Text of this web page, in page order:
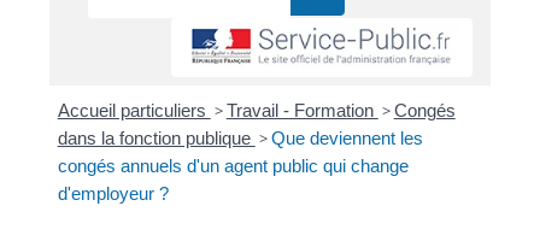
Accueil particuliers >Travail - Formation >Congés
dans la fonction publique >Que deviennent les
congés annuels d'un agent public qui change
d'employeur ?